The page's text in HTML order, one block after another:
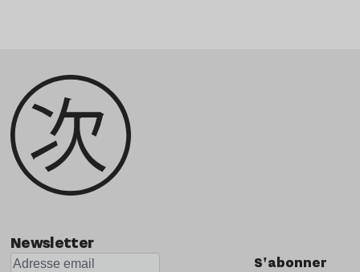
Newsletter
S'abonner